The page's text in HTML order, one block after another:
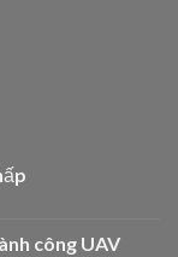
công UAV